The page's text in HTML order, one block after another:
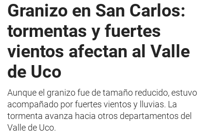
Granizo en San Carlos:
tormentas y fuertes
vientos afectan al Valle
de Uco
Aunque el granizo fue de tamaño reducido, estuvo
acompañado por fuertes vientos y lluvias. La
tormenta avanza hacia otros departamentos del
Valle de Uco.